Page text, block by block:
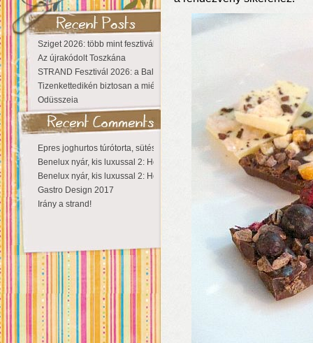
Sziget 2026: több mint fesztivál, egy városnyi élmény
Az újrakódolt Toszkána
STRAND Fesztivál 2026: a Balaton partján a nyár még tart!
Tizenkettedikén biztosan a miénk a Sziget!
Odüsszeia
Epres joghurtos túrótorta, sütés nélkül
Benelux nyár, kis luxussal 2: Hollandia
Benelux nyár, kis luxussal 2: Hollandia
Gastro Design 2017
Irány a strand!